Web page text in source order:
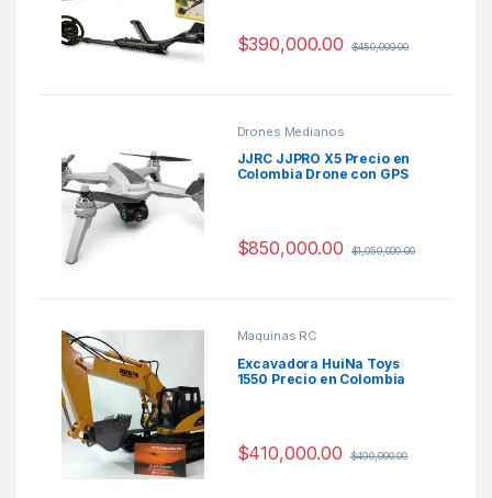
$390,000.00 $450,000.00
Drones Medianos
JJRC JJPRO X5 Precio en
Colombia Drone con GPS
$850,000.00 $1,050,000.00
Maquinas RC
Excavadora HuiNa Toys
1550 Precio en Colombia
$410,000.00 $490,000.00